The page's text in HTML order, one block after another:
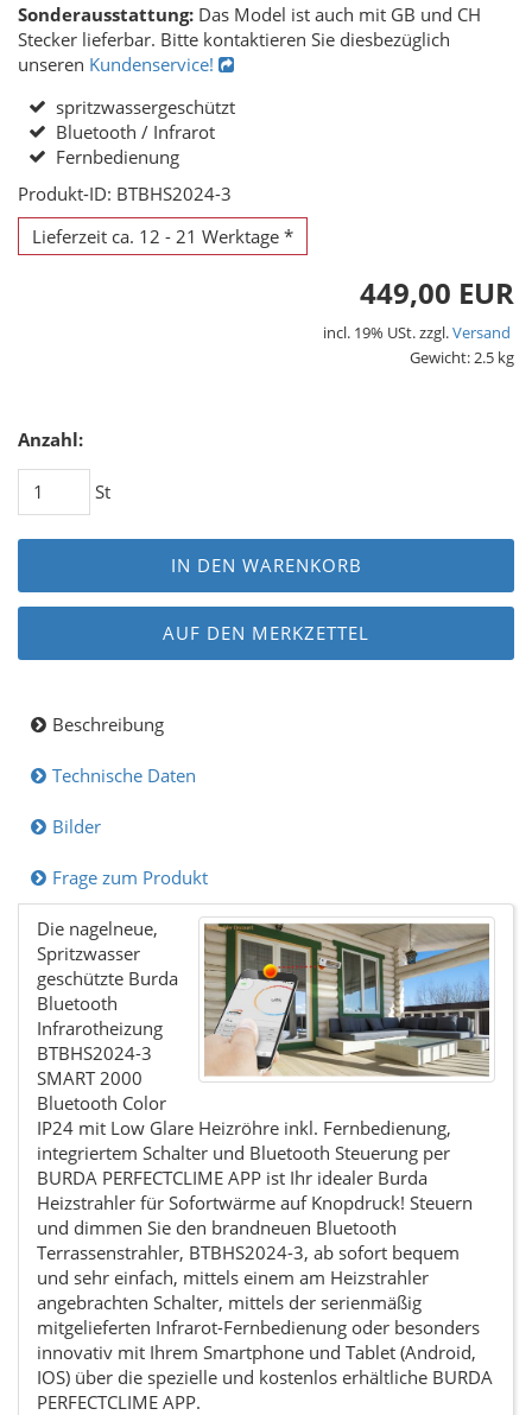
Sonderausstattung: Das Model ist auch mit GB und CH
Stecker lieferbar. Bitte kontaktieren Sie diesbezüglich
unseren Kundenservice!
spritzwassergeschützt
Bluetooth / Infrarot
Fernbedienung
Produkt-ID: BTBHS2024-3
Lieferzeit ca. 12 - 21 Werktage *
449,00 EUR
incl. 19% USt. zzgl.Versand
Gewicht: 2.5 kg
Anzahl:
St
IN DEN WARENKORB
AUF DEN MERKZETTEL
Beschreibung
Technische Daten
Bilder
Frage zum Produkt
Die nagelneue,
Spritzwasser
geschützte Burda
Bluetooth
Infrarotheizung
BTBHS2024-3
SMART 2000
Bluetooth Color
IP24 mit Low Glare Heizröhre inkl. Fernbedienung,
integriertem Schalter und Bluetooth Steuerung per
BURDA PERFECTCLIME APP ist Ihr idealer Burda
Heizstrahler für Sofortwärme auf Knopdruck! Steuern
und dimmen Sie den brandneuen Bluetooth
Terrassenstrahler, BTBHS2024-3, ab sofort bequem
und sehr einfach, mittels einem am Heizstrahler
angebrachten Schalter, mittels der serienmäßig
mitgelieferten Infrarot-Fernbedienung oder besonders
innovativ mit Ihrem Smartphone und Tablet (Android,
IOS) über die spezielle und kostenlos erhältliche BURDA
PERFECTCLIME APP.